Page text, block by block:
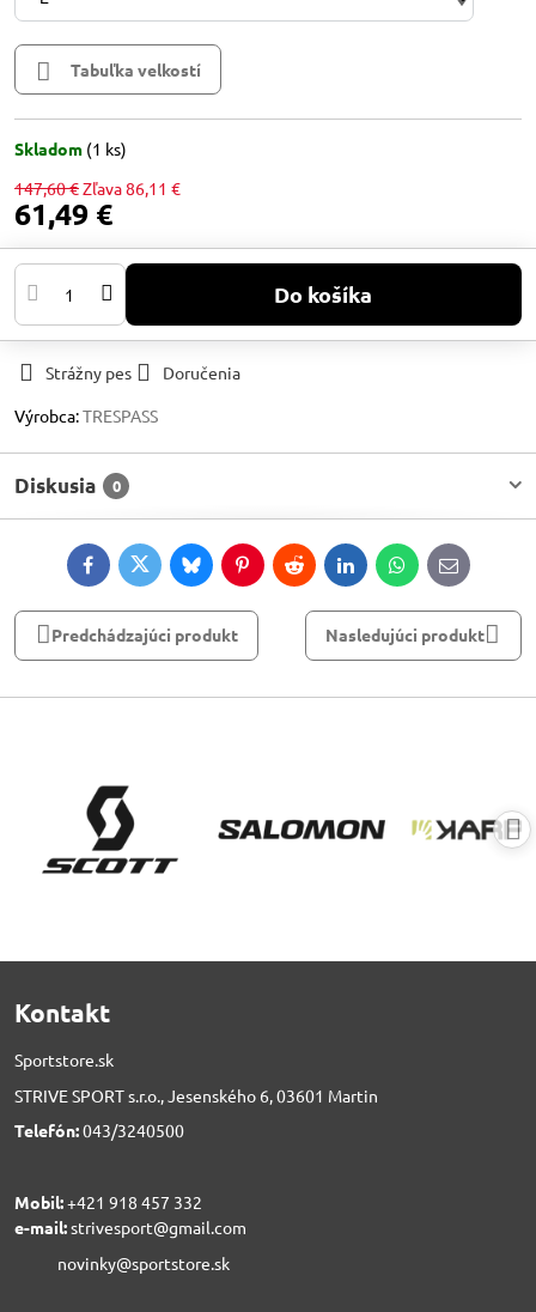
Tabuľka velkostí
Skladom (1 ks)
147,60 €Zľava86,11 €
61,49 €
Do košíka
Strážny pes
Doručenia
Výrobca:TRESPASS
Diskusia 0
FacebookTwitterBlueskyPinterestRedditLinkedInWhatsApp
E-
mail
Predchádzajúci produkt Nasledujúci produkt
Kontakt
Sportstore.sk
STRIVE SPORT s.r.o., Jesenského 6, 03601 Martin
Telefón:043/3240500
Mobil:+421 918 457 332
e-mail:strivesport@gmail.com
novinky@sportstore.sk